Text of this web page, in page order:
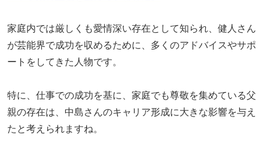
家庭内では厳しくも愛情深い存在として知られ、健人さん
が芸能界で成功を収めるために、多くのアドバイスやサポ
ートをしてきた人物です。
特に、仕事での成功を基に、家庭でも尊敬を集めている父
親の存在は、中島さんのキャリア形成に大きな影響を与え
たと考えられますね。